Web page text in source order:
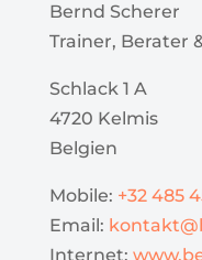
Bernd Scherer
Trainer, Berater
Schlack 1 A
4720 Kelmis
Belgien
Mobile: +32 485
Email:
Internet: